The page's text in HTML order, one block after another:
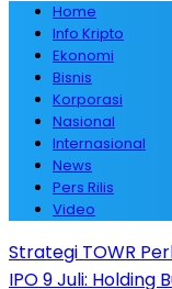
Home
Info Kripto
Ekonomi
Bisnis
Korporasi
Nasional
Internasional
News
Pers Rilis
Video
Strategi TOWR
IPO 9 Juli: Holding